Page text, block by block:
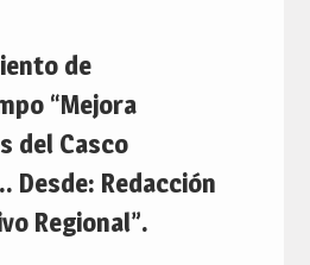
de
“Mejora
del Casco
Desde: Redacción
Regional”.